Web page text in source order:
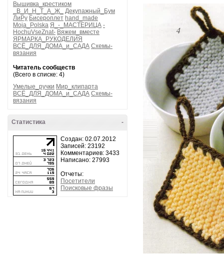
Вышивка_крестиком
_В_И_Н_Т_А_Ж_
Декупажный_Бум
ЛиРу Бисероплет hand_made
Moja_Polska Я_-_МАСТЕРИЦА -
HochuVseZnat- Вяжем_вместе
ЯРМАРКА_РУКОДЕЛИЯ
ВСЁ_ДЛЯ_ДОМА_и_САДА Схемы-
вязания
Читатель сообществ
(Всего в списке: 4)
Умелые_ручки Мир_клипарта
ВСЁ_ДЛЯ_ДОМА_и_САДА Схемы-
вязания
-
Статистика
Создан: 02.07.2012
Записей: 23192
Комментариев: 3433
Написано: 27993
Отчеты:
Посетители
Поисковые фразы